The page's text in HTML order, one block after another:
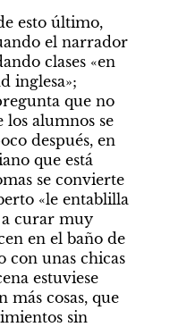
esto último,
el narrador
clases «en
inglesa»;
que no
alumnos se
después, en
que está
se convierte
«le entablilla
a curar muy
en el baño de
con unas chicas
estuviese
más cosas, que
sin